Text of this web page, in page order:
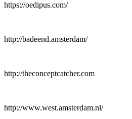
https://oedipus.com/
http://badeend.amsterdam/
http://theconceptcatcher.com
http://www.west.amsterdam.nl/